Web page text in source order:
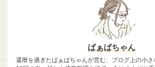
ばぁばちゃん
還暦を過ぎたばぁばちゃんが営む、ブログ上の小さ